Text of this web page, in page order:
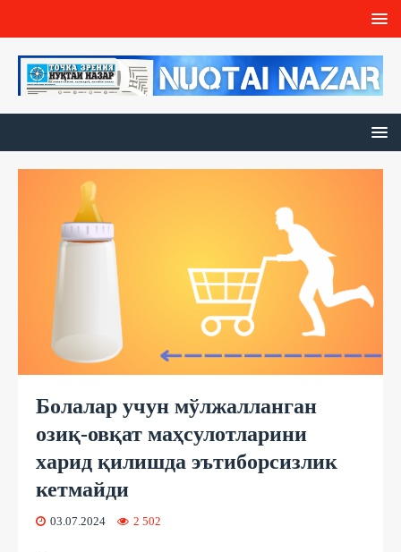
Болалар учун мўлжалланган
озиқ-овқат маҳсулотларини
харид қилишда эътиборсизлик
кетмайди
03.07.2024 2 502